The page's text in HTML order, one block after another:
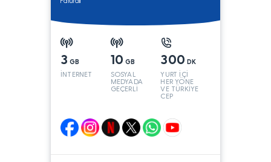
3 GB
İNTERNET
10 GB
SOSYAL
MEDYADA
GEÇERLİ
300 DK
YURT İÇİ
HER YÖNE
VE TÜRKİYE
CEP